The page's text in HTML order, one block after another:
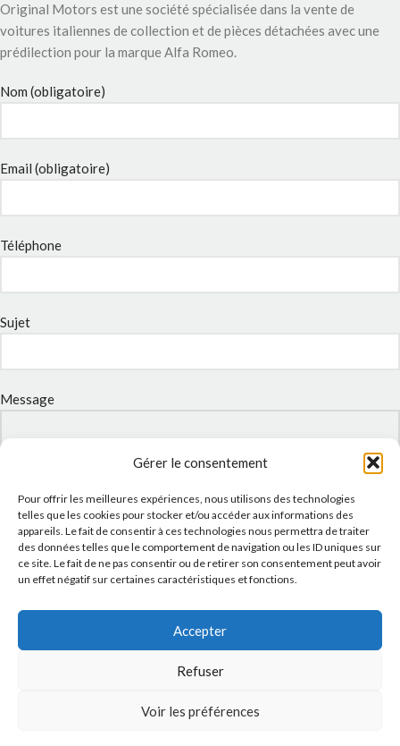
Gérer le consentement
Pour offrir les meilleures expériences, nous utilisons des technologies
telles que les cookies pour stocker et/ou accéder aux informations des
appareils. Le fait de consentir à ces technologies nous permettra de traiter
des données telles que le comportement de navigation ou les ID uniques sur
ce site. Le fait de ne pas consentir ou de retirer son consentement peut avoir
un effet négatif sur certaines caractéristiques et fonctions.
Accepter
Refuser
Voir les préférences
Original Motors est une société spécialisée dans la vente de
voitures italiennes de collection et de pièces détachées avec une
prédilection pour la marque Alfa Romeo.
Nom (obligatoire)
Email (obligatoire)
Téléphone
Sujet
Message
J'accepte laPolitique de confidentialitéde ce site.